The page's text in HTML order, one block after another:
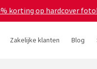
korting op hardcover
Zakelijke klanten Blog